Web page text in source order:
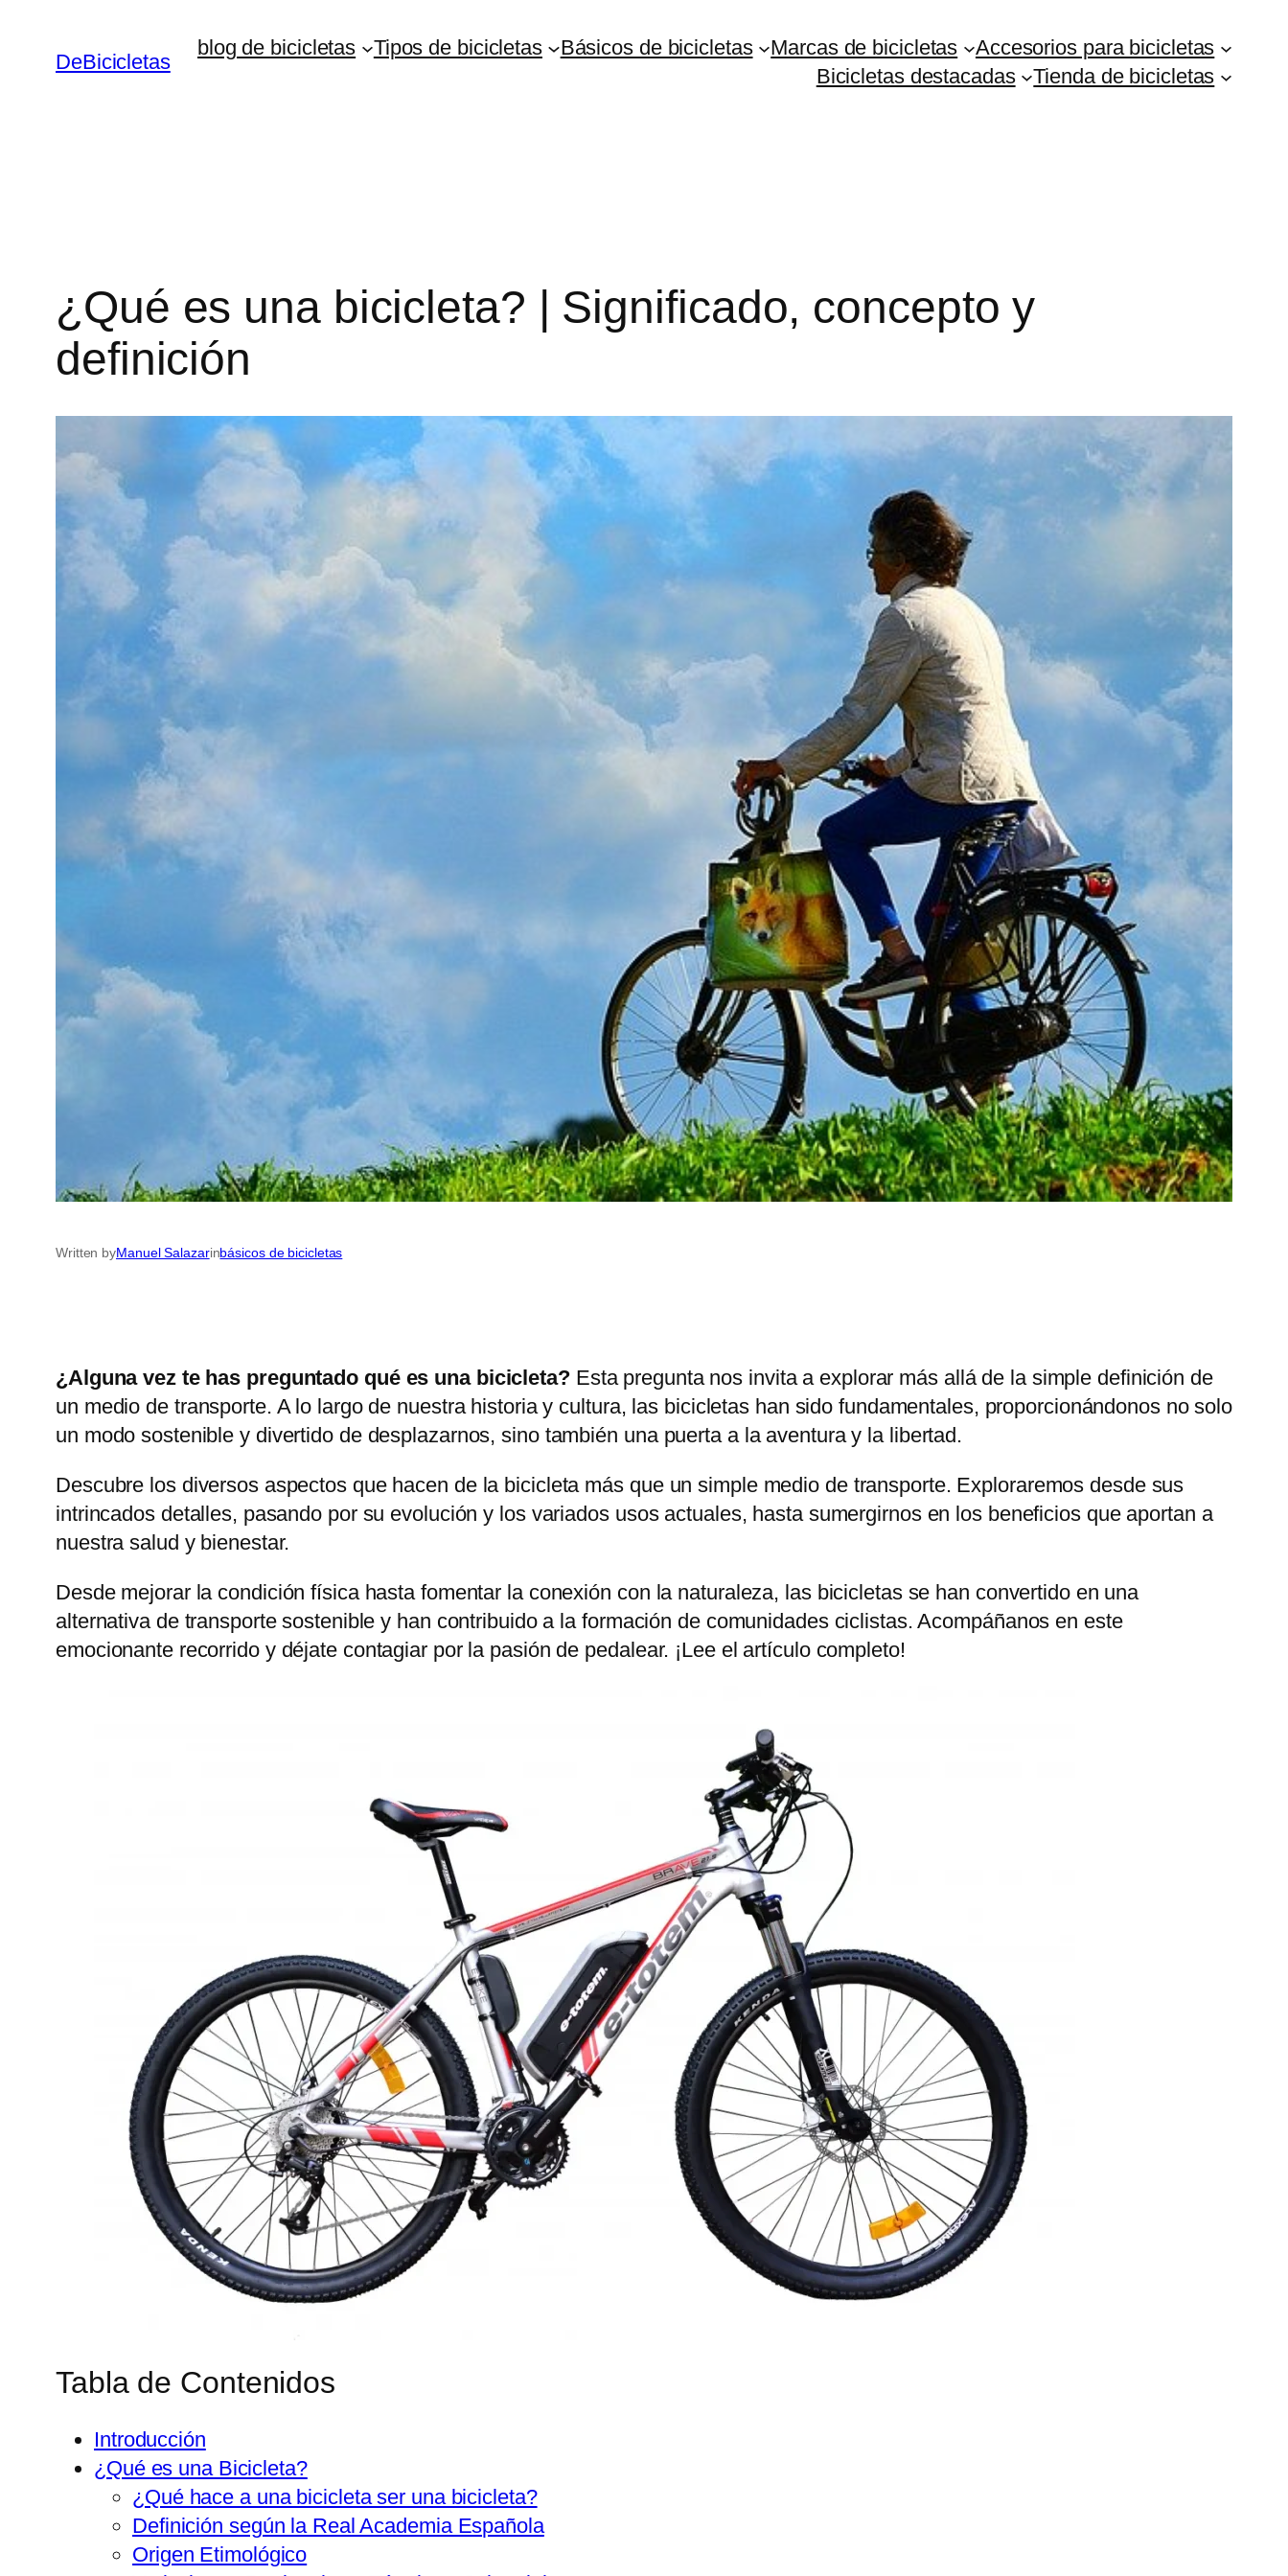
content
DeBicicletas
blog de bicicletas Tipos de bicicletas Básicos de bicicletas Marcas de bicicletas
Accesorios para bicicletas
Bicicletas destacadas
Tienda de bicicletas
¿Qué es una bicicleta? | Significado, concepto y
definición
Written byManuel Salazarinbásicos de bicicletas
¿Alguna vez te has preguntado qué es una bicicleta?Esta pregunta nos invita a explorar más allá de la simple definición de
un medio de transporte. A lo largo de nuestra historia y cultura, las bicicletas han sido fundamentales, proporcionándonos no solo
un modo sostenible y divertido de desplazarnos, sino también una puerta a la aventura y la libertad.
Descubre los diversos aspectos que hacen de la bicicleta más que un simple medio de transporte. Exploraremos desde sus
intrincados detalles, pasando por su evolución y los variados usos actuales, hasta sumergirnos en los beneficios que aportan a
nuestra salud y bienestar.
Desde mejorar la condición física hasta fomentar la conexión con la naturaleza, las bicicletas se han convertido en una
alternativa de transporte sostenible y han contribuido a la formación de comunidades ciclistas. Acompáñanos en este
emocionante recorrido y déjate contagiar por la pasión de pedalear. ¡Lee el artículo completo!
Tabla de Contenidos
Introducción
¿Qué es una Bicicleta?
¿Qué hace a una bicicleta ser una bicicleta?
Definición según la Real Academia Española
Origen Etimológico